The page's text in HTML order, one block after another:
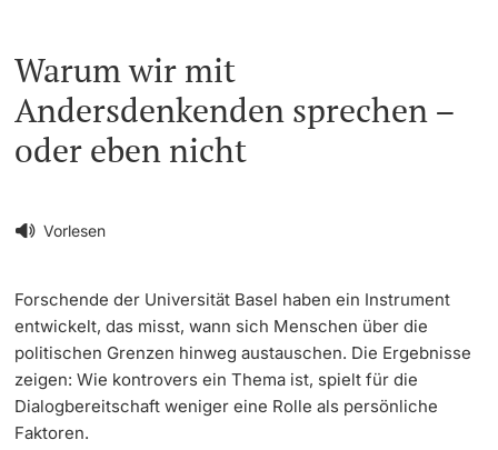
weitere Informationen
Aktuell
‡ ‡ ‡ ‡
News
‡ ‡ ‡ ‡
Newsletter bestellen
‡ ‡ ‡ ‡
Universität in den Medien
Veranstaltungskalender
‡ ‡ ‡ ‡ ‡ ‡ ‡ ‡ ‡ ‡ ‡ ‡
‡ ‡ ‡ ‡ ‡ ‡ ‡ ‡ ‡ ‡ ‡ ‡ ‡ ‡ ‡ ‡
Studium
Forschung
Lehre
‡ ‡ ‡ ‡ ‡ ‡ ‡ ‡ ‡ ‡ ‡ ‡ ‡ ‡ ‡ ‡ ‡ ‡ ‡ ‡ ‡ ‡ ‡ ‡
Weiterbildung
‡ ‡ ‡ ‡ ‡ ‡ ‡ ‡ ‡ ‡ ‡ ‡ ‡ ‡ ‡ ‡ ‡ ‡ ‡ ‡ ‡ ‡ ‡ ‡ ‡ ‡ ‡ ‡ ‡ ‡ ‡ ‡ ‡ ‡ ‡ ‡ ‡ ‡ ‡ ‡ ‡
Vorlesen
Warum wir mit
Andersdenkenden sprechen –
oder eben nicht
Forschende der Universität Basel haben ein Instrument
entwickelt, das misst, wann sich Menschen über die
politischen Grenzen hinweg austauschen. Die Ergebnisse
zeigen: Wie kontrovers ein Thema ist, spielt für die
Dialogbereitschaft weniger eine Rolle als persönliche
Faktoren.